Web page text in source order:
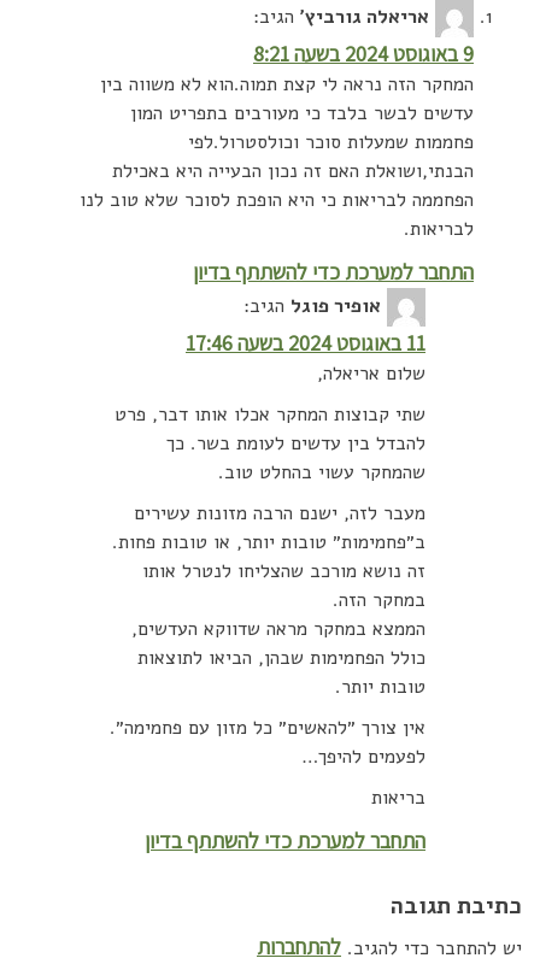
אריאלה גורביץ׳ הגיב:
9 באוגוסט 2024 בשעה 8:21
המחקר הזה נראה לי קצת תמוה.הוא לא משווה בין
עדשים לבשר בלבד כי מעורבים בתפריט המון
פחממות שמעלות סוכר וכולסטרול.לפי
הבנתי,ושואלת האם זה נכון הבעייה היא באכילת
הפחממה לבריאות כי היא הופכת לסוכר שלא טוב לנו
לבריאות.
התחבר למערכת כדי להשתתף בדיון
אופיר פוגל הגיב:
11 באוגוסט 2024 בשעה 17:46
שלום אריאלה,
שתי קבוצות המחקר אכלו אותו דבר, פרט
להבדל בין עדשים לעומת בשר. כך
שהמחקר עשוי בהחלט טוב.
מעבר לזה, ישנם הרבה מזונות עשירים
ב״פחמימות״ טובות יותר, או טובות פחות.
זה נושא מורכב שהצליחו לנטרל אותו
במחקר הזה.
הממצא במחקר מראה שדווקא העדשים,
כולל הפחמימות שבהן, הביאו לתוצאות
טובות יותר.
אין צורך ״להאשים״ כל מזון עם פחמימה״.
לפעמים להיפך…
בריאות
התחבר למערכת כדי להשתתף בדיון
כתיבת תגובה
יש להתחבר כדי להגיב. להתחברות